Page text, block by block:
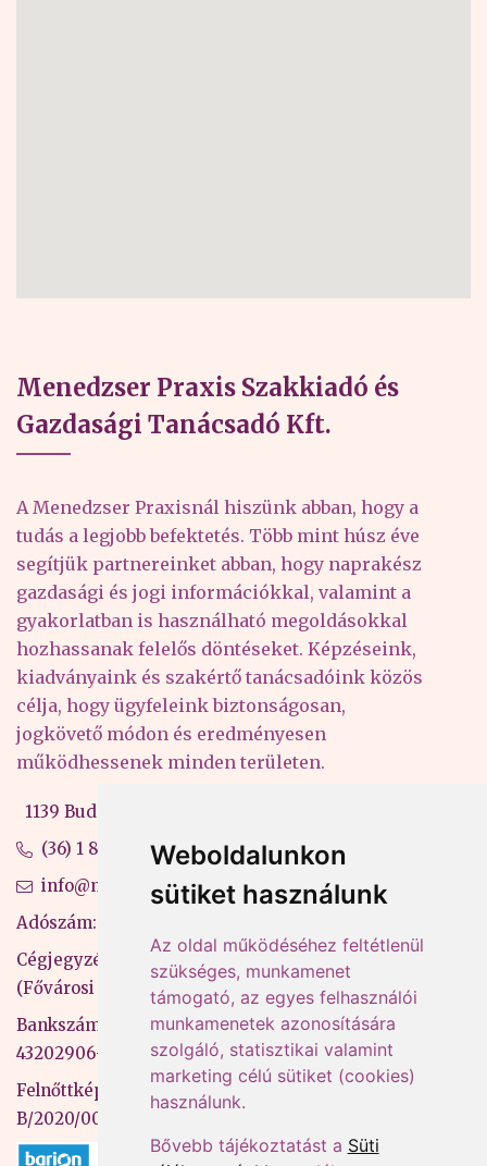
Weboldalunkon
sütiket használunk
Az oldal működéséhez feltétlenül
szükséges, munkamenet
támogató, az egyes felhasználói
munkamenetek azonosítására
szolgáló, statisztikai valamint
marketing célú sütiket (cookies)
használunk.
Bővebb tájékoztatást a Süti
Menedzser Praxis Szakkiadó és
Gazdasági Tanácsadó Kft.
A Menedzser Praxisnál hiszünk abban, hogy a
tudás a legjobb befektetés. Több mint húsz éve
segítjük partnereinket abban, hogy naprakész
gazdasági és jogi információkkal, valamint a
gyakorlatban is használható megoldásokkal
hozhassanak felelős döntéseket. Képzéseink,
kiadványaink és szakértő tanácsadóink közös
célja, hogy ügyfeleink biztonságosan,
jogkövető módon és eredményesen
működhessenek minden területen.
1139 Budapest, Váci út 99-105. 4. em.
(36) 1 880 76 00
info@mprx.hu
Adószám: 13598145-2-41
Cégjegyzékszám: 01-09-883770
(Fővárosi Bíróság)
Bankszámlaszám: CIB Bank, 10700581-
43202906-51100005
Felnőttképzési nyilvántartási szám:
B/2020/000053